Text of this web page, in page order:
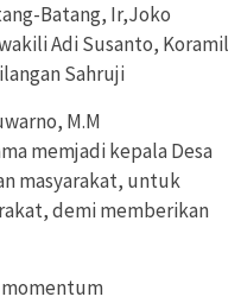
Batang, Ir,Joko
Adi Susanto, Koramil
Sahruji
M.M
memjadi kepala Desa
masyarakat, untuk
demi memberikan
momentum